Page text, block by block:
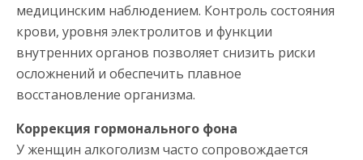
медицинским наблюдением. Контроль состояния
крови, уровня электролитов и функции
внутренних органов позволяет снизить риски
осложнений и обеспечить плавное
восстановление организма.
Коррекция гормонального фона
У женщин алкоголизм часто сопровождается